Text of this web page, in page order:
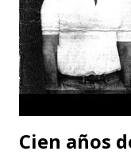
sugerente entre
sangre perseguida,
tu perfume
Cien años